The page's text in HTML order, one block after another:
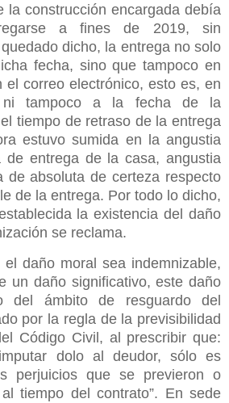
la construcción encargada debía
a fines de 2019, sin
dicho, la entrega no solo
fecha, sino que tampoco en
el correo electrónico, esto es, en
ni tampoco a la fecha de la
tiempo de retraso de la entrega
estuvo sumida en la angustia
de entrega de la casa, angustia
de absoluta de certeza respecto
de la entrega. Por todo lo dicho,
la existencia del daño
se reclama.
daño moral sea indemnizable,
un daño significativo, este daño
del ámbito de resguardo del
por la regla de la previsibilidad
Código Civil, al prescribir que:
dolo al deudor, sólo es
perjuicios que se previeron o
tiempo del contrato”. En sede